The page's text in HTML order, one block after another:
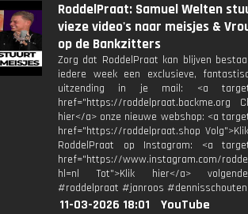
RoddelPraat: Samuel Welten
vieze video's naar meisjes &
op de Bankzitters
Zorg dat RoddelPraat kan blijven
iedere week een exclusieve,
uitzending in je mail: <a
href="https://roddelpraat.backme.org
hier</a> onze nieuwe webshop: <a
href="https://roddelpraat.shop
RoddelPraat op Instagram: <a
href="https://www.instagram.com/
hl=nl Tot">Klik hier</a>
#roddelpraat #janroos #dennisschouten
11-03-2026 18:01
YouTube